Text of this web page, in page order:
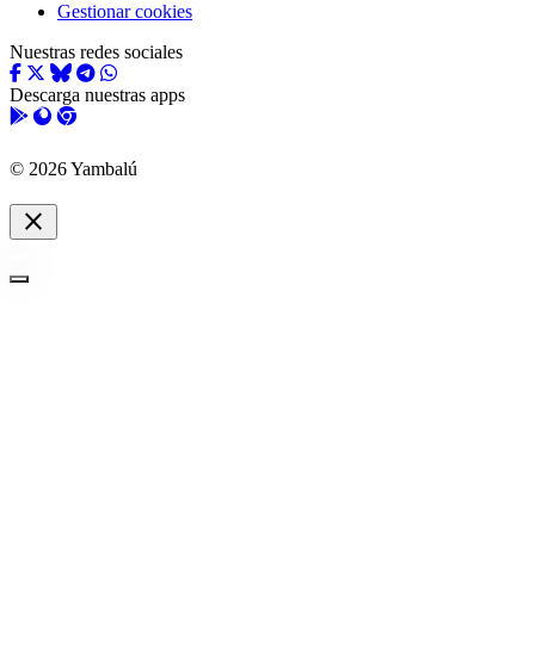
Gestionar cookies
Nuestras redes sociales
Descarga nuestras apps
© 2026 Yambalú
close